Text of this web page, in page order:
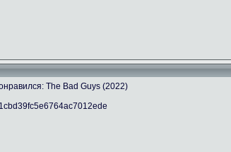
The Bad Guys (2022)